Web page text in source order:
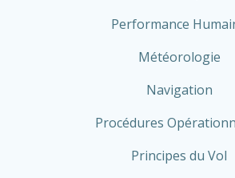
Performance
Météorologie
Navigation
Procédures
Principes du Vol